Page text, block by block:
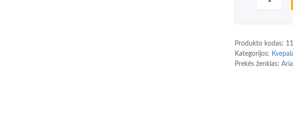
Produkto kodas:
Kategorijos:
Prekės ženklas: